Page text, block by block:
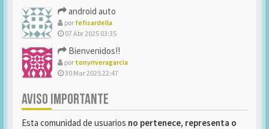
android auto
por fefisardella
07 Abr 2025 03:35
Bienvenidos!!
por tonyriveragarcia
30 Mar 2025 22:47
AVISO IMPORTANTE
Esta comunidad de usuarios no pertenece, representa o